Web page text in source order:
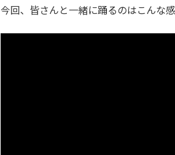
今回、皆さんと一緒に踊るのはこんな